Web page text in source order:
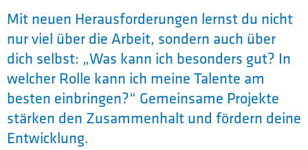
Mit neuen Herausforderungen lernst du nicht
nur viel über die Arbeit, sondern auch über
dich selbst: „Was kann ich besonders gut? In
welcher Rolle kann ich meine Talente am
besten einbringen?“ Gemeinsame Projekte
stärken den Zusammenhalt und fördern deine
Entwicklung.